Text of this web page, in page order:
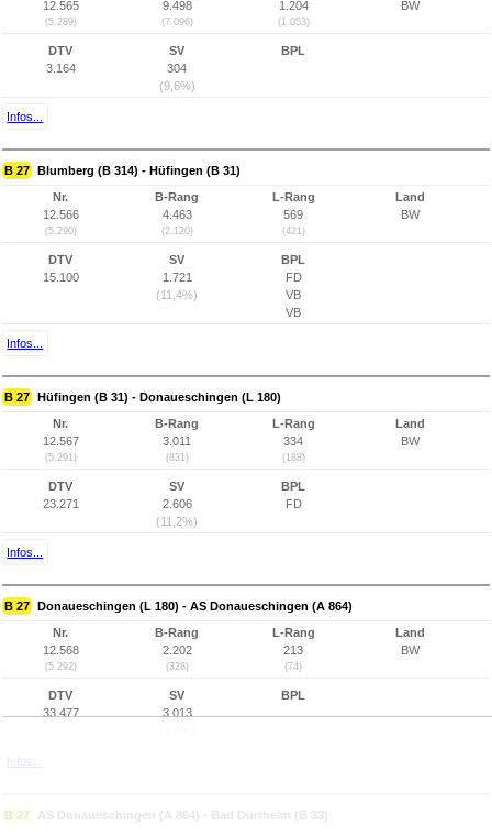
12.565
(5.289)
9.498
(7.096)
1.204
(1.053)
BW
DTV
3.164
SV
304
(9,6%)
BPL
Infos...
B 27 Blumberg (B 314) - Hüfingen (B 31)
Nr.
12.566
(5.290)
B-Rang
4.463
(2.120)
L-Rang
569
(421)
Land
BW
DTV
15.100
SV
1.721
(11,4%)
BPL
FD
VB
VB
Infos...
B 27 Hüfingen (B 31) - Donaueschingen (L 180)
Nr.
12.567
(5.291)
B-Rang
3.011
(831)
L-Rang
334
(188)
Land
BW
DTV
23.271
SV
2.606
(11,2%)
BPL
FD
Infos...
B 27 Donaueschingen (L 180) - AS Donaueschingen (A 864)
Nr.
12.568
(5.292)
B-Rang
2.202
(328)
L-Rang
213
(74)
Land
BW
DTV
33.477
SV
3.013
BPL
Infos...
B 27 AS Donaueschingen (A 864) - Bad Dürrheim (B 33)